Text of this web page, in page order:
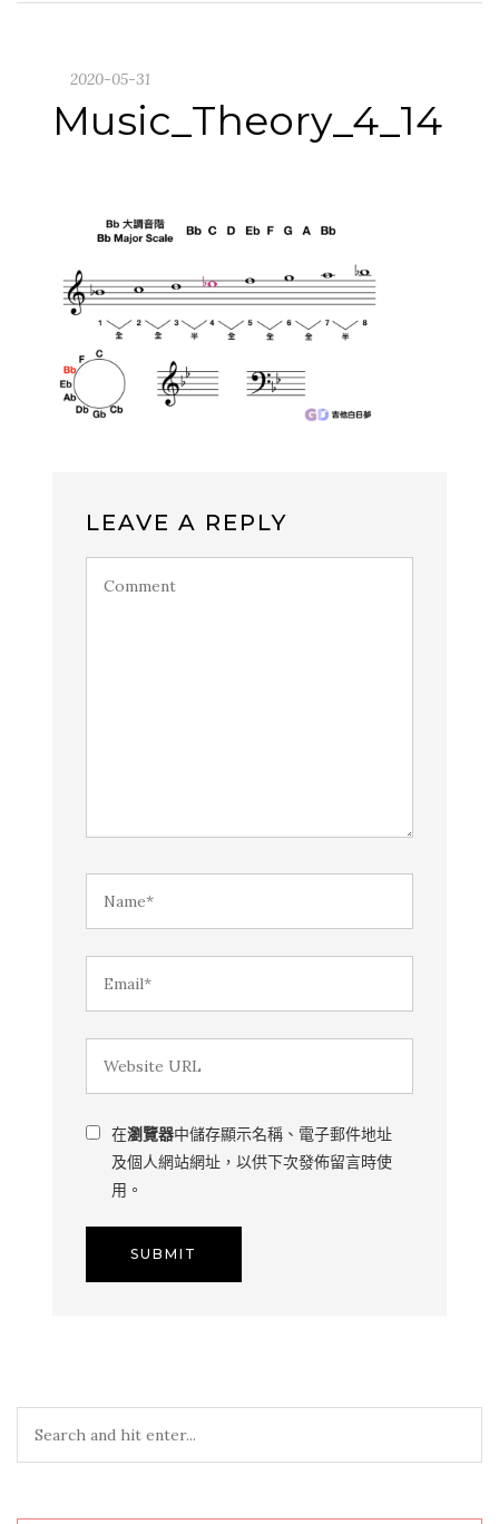
2020-05-31
Music_Theory_4_14
LEAVE A REPLY
在瀏覽器中儲存顯示名稱、電子郵件地址
及個人網站網址，以供下次發佈留言時使
用。